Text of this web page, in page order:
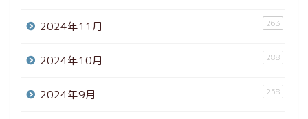
2024年11月 263
2024年10月 288
2024年9月 258